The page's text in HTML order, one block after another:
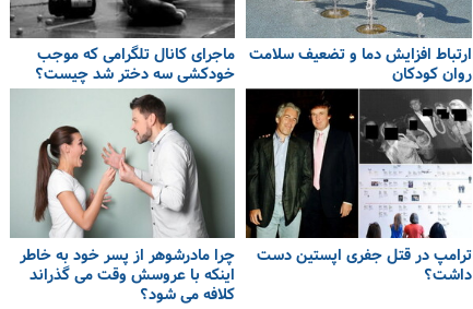
ارتباط افزایش دما و تضعیف سلامت
روان کودکان
ماجرای کانال تلگرامی که موجب
خودکشی سه دختر شد چیست؟
ترامپ در قتل جفری اپستین دست
داشت؟
چرا مادرشوهر از پسر خود به خاطر
اینکه با عروسش وقت می گذراند
کلافه می شود؟